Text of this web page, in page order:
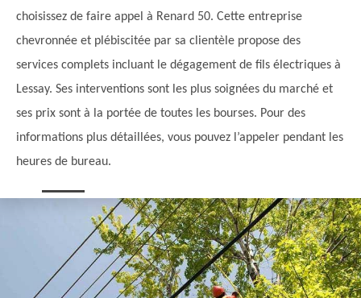
choisissez de faire appel à Renard 50. Cette entreprise
chevronnée et plébiscitée par sa clientèle propose des
services complets incluant le dégagement de fils électriques à
Lessay. Ses interventions sont les plus soignées du marché et
ses prix sont à la portée de toutes les bourses. Pour des
informations plus détaillées, vous pouvez l’appeler pendant les
heures de bureau.